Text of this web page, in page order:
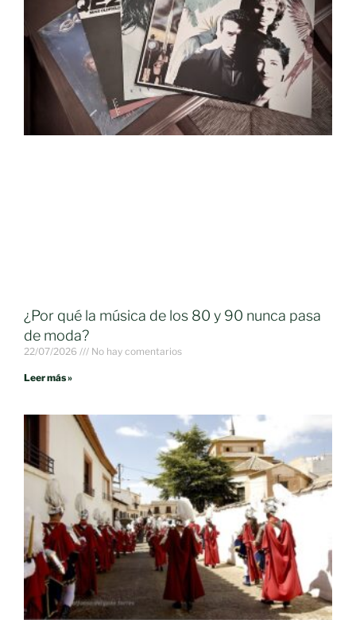
¿Por qué la música de los 80 y 90 nunca pasa
de moda?
22/07/2026 No hay comentarios
Leer más »